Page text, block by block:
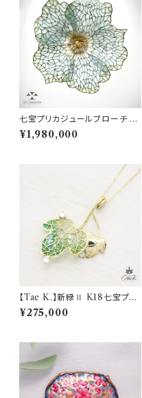
七宝プリカジュールブローチ Br
ooch "Hibiscus" ハイビスカ
ス
¥1,980,000
【Tae K.】新緑Ⅱ K18七宝プリ
カジュールペンダント(0.11ct)
¥275,000